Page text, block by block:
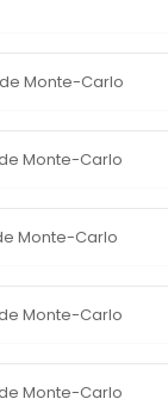
Monte-Carlo
Monte-Carlo
Monte-Carlo
Monte-Carlo
Monte-Carlo